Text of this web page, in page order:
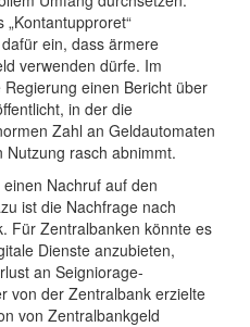
ein, dass ärmere
verwenden dürfe. Im
einen Bericht über
in der die
Zahl an Geldautomaten
rasch abnimmt.
Nachruf auf den
ist die Nachfrage nach
Für Zentralbanken könnte es
Dienste anzubieten,
an Seigniorage-
von der Zentralbank erzielte
von Zentralbankgeld